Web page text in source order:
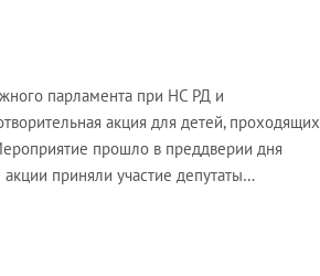
парламента при НС РД и
акция для детей, проходящих
прошло в преддверии дня
приняли участие депутаты…